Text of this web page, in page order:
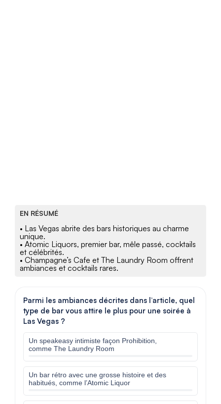
EN RÉSUMÉ
• Las Vegas abrite des bars historiques au charme
unique.
• Atomic Liquors, premier bar, mêle passé, cocktails
et célébrités.
• Champagne’s Cafe et The Laundry Room offrent
ambiances et cocktails rares.
Parmi les ambiances décrites dans l’article, quel
type de bar vous attire le plus pour une soirée à
Las Vegas ?
Un speakeasy intimiste façon Prohibition,
comme The Laundry Room
Un bar rétro avec une grosse histoire et des
habitués, comme l’Atomic Liquor